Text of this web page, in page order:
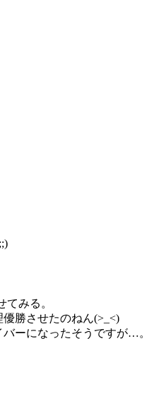
みる。
勝させたのねん(>_<)
ーになったそうですが…。